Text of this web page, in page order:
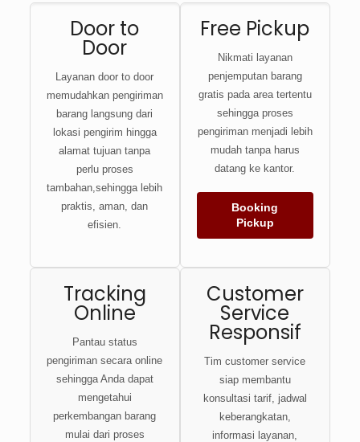
Door to
Door
Layanan door to door
memudahkan pengiriman
barang langsung dari
lokasi pengirim hingga
alamat tujuan tanpa
perlu proses
tambahan,sehingga lebih
praktis, aman, dan
efisien.
Free Pickup
Nikmati layanan
penjemputan barang
gratis pada area tertentu
sehingga proses
pengiriman menjadi lebih
mudah tanpa harus
datang ke kantor.
Booking
Pickup
Tracking
Online
Pantau status
pengiriman secara online
sehingga Anda dapat
mengetahui
perkembangan barang
mulai dari proses
Customer
Service
Responsif
Tim customer service
siap membantu
konsultasi tarif, jadwal
keberangkatan,
informasi layanan,